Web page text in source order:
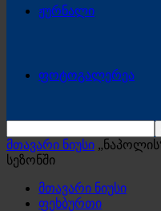
ჟურნალი
ფოტოგალერეა
მთავარი ნიუსი
სეზონში
მთავარი ნიუსი
ფეხბურთი